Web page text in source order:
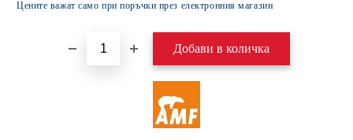
Цените важат само при поръчки през електронния магазин